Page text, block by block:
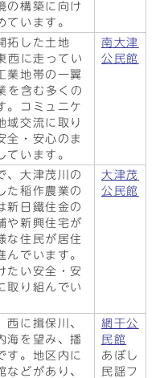
の構築に向け
ています。
拓した土地
西に走ってい
業地帯の一翼
を含む多くの
。コミュニケ
域交流に取り
全・安心のま
ています。
南大津
公民館
、大津茂川の
た稲作農業の
新日鐵住金の
や新興住宅が
な住民が居住
んでいます。
たい安全・安
取り組んでい
大津茂
公民館
西に揖保川、
海を望み、播
す。地区内に
などがあり、
網干公
民館
あぼし
民謡フ